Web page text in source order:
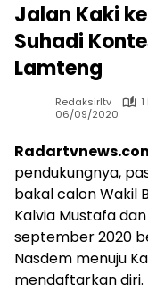
Jalan Kaki
Suhadi
Lamteng
Redaksirltv
06/09/2020
pendukungnya,
bakal calon Wakil
Kalvia Mustafa
september 2020
Nasdem menuju
mendaftarkan diri.